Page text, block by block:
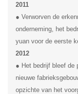
2011
● Verworven de
onderneming, het
yuan voor de eerste
2012
● Het bedrijf bleef de
nieuwe
opzichte van het